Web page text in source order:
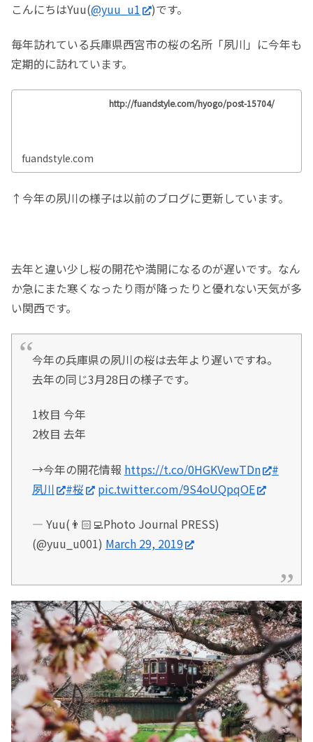
こんにちはYuu(@yuu_u1 )です。
毎年訪れている兵庫県西宮市の桜の名所「夙川」に今年も
定期的に訪れています。
http://fuandstyle.com/hyogo/post-15704/
fuandstyle.com
↑今年の夙川の様子は以前のブログに更新しています。
去年と違い少し桜の開花や満開になるのが遅いです。なん
か急にまた寒くなったり雨が降ったりと優れない天気が多
い関西です。
今年の兵庫県の夙川の桜は去年より遅いですね。
去年の同じ3月28日の様子です。
1枚目 今年
2枚目 去年
→今年の開花情報 https://t.co/0HGKVewTDn
#
夙川
#桜 pic.twitter.com/9S4oUQpqOE
— Yuu(👨🏻‍💻Photo Journal PRESS)
(@yuu_u001) March 29, 2019